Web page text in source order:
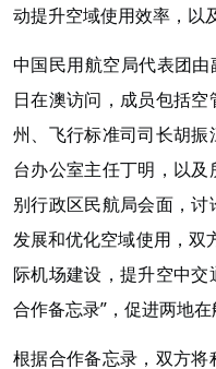
动提升空域使用效率，以
中国民用航空局代表团
日在澳访问，成员包括
州、飞行标准司司长胡
台办公室主任丁明，以
别行政区民航局会面，
发展和优化空域使用，双
际机场建设，提升空中
合作备忘录”，促进两地在
根据合作备忘录，双方